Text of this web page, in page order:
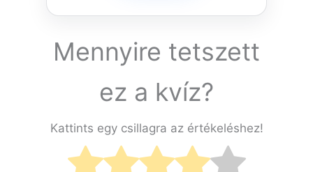
Mennyire tetszett
ez a kvíz?
Kattints egy csillagra az értékeléshez!